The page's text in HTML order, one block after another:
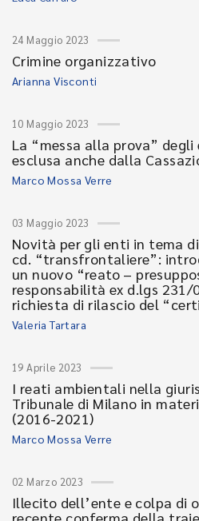
24 Maggio 2023
Crimine organizzativo
Arianna Visconti
10 Maggio 2023
La “messa alla prova”
esclusa anche dalla
Marco Mossa Verre
03 Maggio 2023
Novità per gli enti in tema
cd. “transfrontaliere”:
un nuovo “reato –
responsabilità ex d.lgs
richiesta di rilascio del
Valeria Tartara
19 Aprile 2023
I reati ambientali nella
Tribunale di Milano in
(2016-2021)
Marco Mossa Verre
02 Marzo 2023
Illecito dell’ente e colpa di